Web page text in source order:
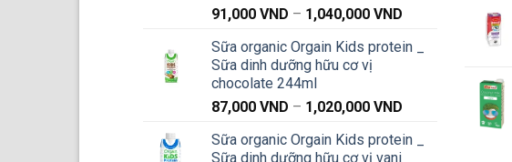
1,040,000 VND
91,000 VND – 1,040,000 VND
từ
1,040,000 VND
Sữa organic Orgain Kids protein _
Sữa dinh dưỡng hữu cơ vị
chocolate 244ml
87,000 VND – 1,020,000 VND
từ
Sữa organic Orgain Kids protein _
Sữa dinh dưỡng hữu cơ vị vani